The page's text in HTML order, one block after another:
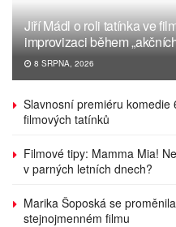
Jiří Mádl o roli tatínka ve
improvizaci během
8 SRPNA, 2026
Slavnosní premiéru
filmových tatínků
Filmové tipy: Mamma Mia!
v parných letních dnech?
Marika Šoposká se
stejnojmenném filmu